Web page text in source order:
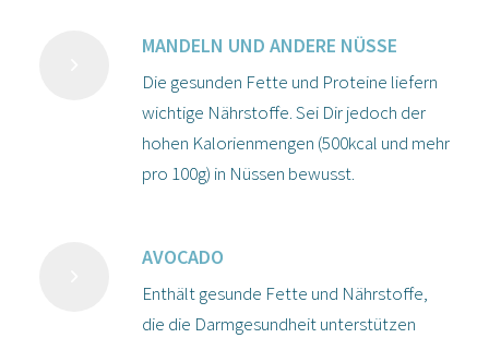
MANDELN UND ANDERE NÜSSE
Die gesunden Fette und Proteine liefern
wichtige Nährstoffe. Sei Dir jedoch der
hohen Kalorienmengen (500kcal und mehr
pro 100g) in Nüssen bewusst.
AVOCADO
Enthält gesunde Fette und Nährstoffe,
die die Darmgesundheit unterstützen